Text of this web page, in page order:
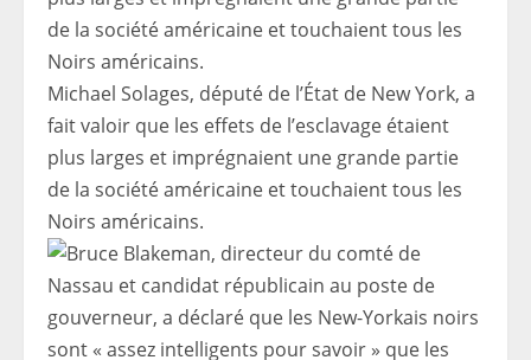
Michael Solages, député de l’État de New York, a
fait valoir que les effets de l’esclavage étaient
plus larges et imprégnaient une grande partie
de la société américaine et touchaient tous les
Noirs américains.